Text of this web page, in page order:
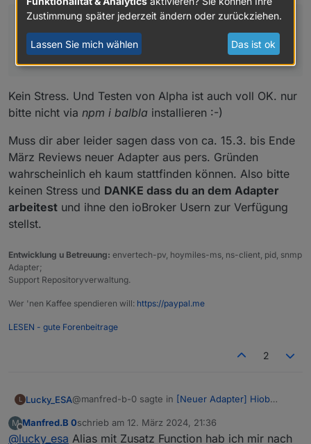
vermieden werden. Auf der Commandline kann man
jeden Adapter direkt von npm installieren - egal og
Ich werde nächste Woche den Antrag stellen, dann
wird sich dieses Problem hoffentlich in Luft
auflösen, außer leute wollen die alpha testen.
Kein Stress. Und Testen von Alpha ist auch voll OK. nur
bitte nicht via npm i balbla installieren :-)
Muss dir aber leider sagen dass von ca. 15.3. bis Ende
März Reviews neuer Adapter aus pers. Gründen
wahrscheinlich eh kaum stattfinden können. Also bitte
keinen Stress und DANKE dass du an dem Adapter
arbeitest und ihne den ioBroker Usern zur Verfügung
stellst.
Entwicklung u Betreuung: envertech-pv, hoymiles-ms, ns-client, pid, snmp
Adapter;
Support Repositoryverwaltung.
Wer 'nen Kaffee spendieren will: https://paypal.me
LESEN - gute Forenbeitrage
2
L Lucky_ESA@manfred-b-0 sagte in [Neuer Adapter] Hiob
Frage / Eure Meinung: wäre es auch eine
M
Offline
Manfred.B 0schrieb am 12. März 2024, 21:36
zuletzt editiert von
@lucky_esa Alias mit Zusatz Function hab ich mir nach
Zustimmung später jederzeit ändern oder zurückziehen.
Lassen Sie mich wählen Das ist ok